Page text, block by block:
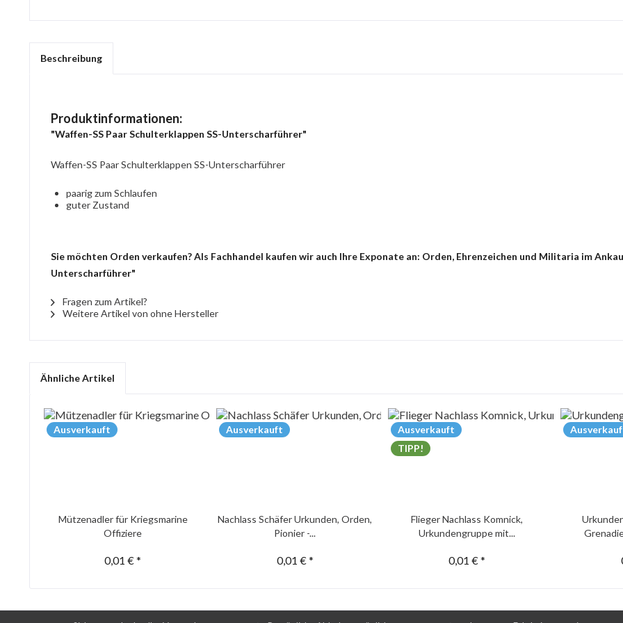
Beschreibung
Produktinformationen:
"Waffen-SS Paar Schulterklappen SS-Unterscharführer"
Waffen-SS Paar Schulterklappen SS-Unterscharführer
paarig zum Schlaufen
guter Zustand
Sie möchten Orden verkaufen? Als Fachhandel kaufen wir auch Ihre Exponate an: Orden, Ehrenzeichen und Militaria im
Unterscharführer"
Fragen zum Artikel?
Weitere Artikel von ohne Hersteller
Ähnliche Artikel
Ausverkauft
Mützenadler für Kriegsmarine
Offiziere
0,01 € *
Ausverkauft
Nachlass Schäfer Urkunden, Orden,
Pionier -...
0,01 € *
Ausverkauft
TIPP!
Flieger Nachlass Komnick,
Urkundengruppe mit...
0,01 € *